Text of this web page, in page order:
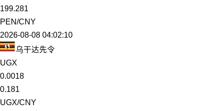
199.281
PEN/CNY
2026-08-08 04:02:10
乌干达先令
UGX
0.0018
0.181
UGX/CNY